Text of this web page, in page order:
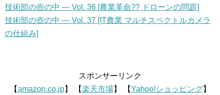
技術部の壺の中 — Vol. 36 [農業革命?? ドローンの問題]
技術部の壺の中 — Vol. 37 [IT農業 マルチスペクトルカメラ
の仕組み]
スポンサーリンク
【amazon.co.jp】 【楽天市場】 【Yahoo!ショッピング】